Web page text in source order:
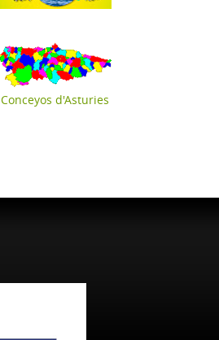
Conceyos d'Asturies